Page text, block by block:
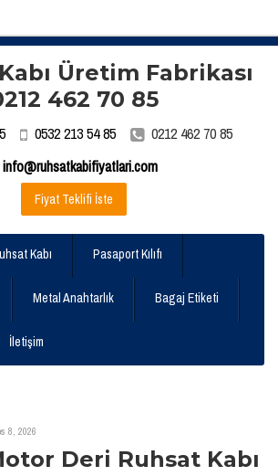
0532 213 54 85
0212 462 70 85
info@ruhsatkabifiyatlari.com
Fiyat Teklifi İste
Kabı Pasaport Kılıfı
Metal Anahtarlık Bagaj Etiketi
İletişim
8, 2026
Deri Ruhsat Kabı